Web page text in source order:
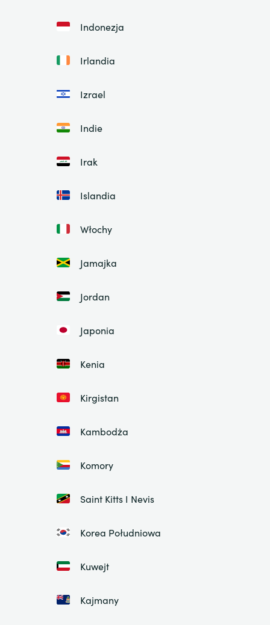
Indonezja
Irlandia
Izrael
Indie
Irak
Islandia
Włochy
Jamajka
Jordan
Japonia
Kenia
Kirgistan
Kambodża
Komory
Saint Kitts I Nevis
Korea Południowa
Kuwejt
Kajmany